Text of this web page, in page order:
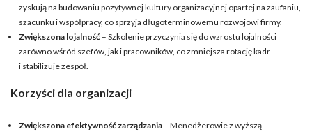
zyskują na budowaniu pozytywnej kultury organizacyjnej opartej na zaufaniu,
szacunku i współpracy, co sprzyja długoterminowemu rozwojowi firmy.
Zwiększona lojalność – Szkolenie przyczynia się do wzrostu lojalności
zarówno wśród szefów, jak i pracowników, co zmniejsza rotację kadr
i stabilizuje zespół.
Korzyści dla organizacji
Zwiększona efektywność zarządzania – Menedżerowie z wyższą